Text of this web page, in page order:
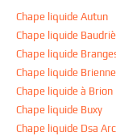
Chape liquide Autun
Chape liquide
Chape liquide
Chape liquide Brienne
Chape liquide à Brion
Chape liquide Buxy
Chape liquide Dsa